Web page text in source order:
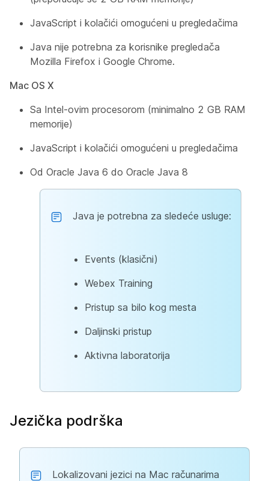
JavaScript i kolačići omogućeni u pregledačima
Java nije potrebna za korisnike pregledača
Mozilla Firefox i Google Chrome.
Mac OS X
Sa Intel-ovim procesorom (minimalno 2 GB RAM
memorije)
JavaScript i kolačići omogućeni u pregledačima
Od Oracle Java 6 do Oracle Java 8
Java je potrebna za sledeće usluge:
Events (klasični)
Webex Training
Pristup sa bilo kog mesta
Daljinski pristup
Aktivna laboratorija
Jezička podrška
Lokalizovani jezici na Mac računarima